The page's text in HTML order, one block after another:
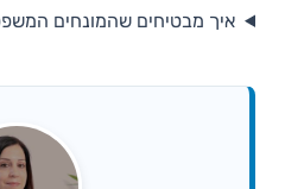
איך מבטיחים שהמונחים